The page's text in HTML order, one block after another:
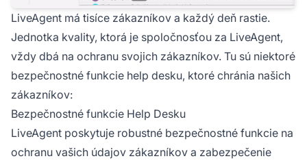
LiveAgent má tisíce zákazníkov a každý deň rastie.
Jednotka kvality, ktorá je spoločnosťou za LiveAgent,
vždy dbá na ochranu svojich zákazníkov. Tu sú niektoré
bezpečnostné funkcie help desku, ktoré chránia našich
zákazníkov:
Bezpečnostné funkcie Help Desku
LiveAgent poskytuje robustné bezpečnostné funkcie na
ochranu vašich údajov zákazníkov a zabezpečenie